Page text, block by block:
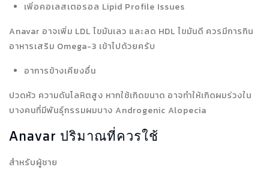
เพิ่อคอเลสเตอรอล Lipid Profile Issues
Anavar อาจเพิ่ม LDL ไขมันเลว และลด HDL ไขมันดี ควรมีการกิน
อาหารเสริม Omega-3 เข้าไปด้วยครับ
อาการข้างเคียงอื่น
ปวดหัว ความดันโลหิตสูง หากใช้เกิดขนาด อาจทำให้เกิดผมร่วงใน
บางคนที่มีพันธุ์กรรมผมบาง Androgenic Alopecia
Anavar ปริมาณที่ควรใช้
สำหรับผู้ชาย